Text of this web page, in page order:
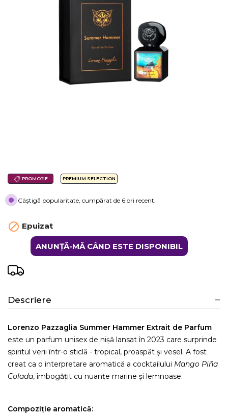
PROMOȚIE PREMIUM SELECTION
Câștigă popularitate, cumpărat de 6 ori recent.
 Epuizat
ANUNȚĂ-MĂ CÂND ESTE DISPONIBIL
Descriere
Lorenzo Pazzaglia Summer Hammer Extrait de Parfum
este un parfum unisex de nișă lansat în 2023 care surprinde
spiritul verii într-o sticlă - tropical, proaspăt și vesel. A fost
creat ca o interpretare aromatică a cocktailului Mango Piña
Colada, îmbogățit cu nuanțe marine și lemnoase.
Compoziție aromatică: